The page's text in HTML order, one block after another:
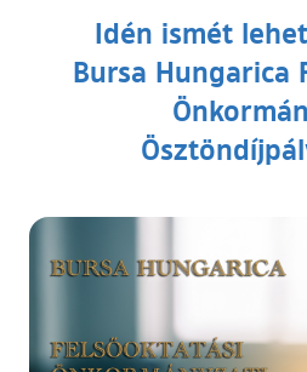
Idén ismét
Bursa Hungarica